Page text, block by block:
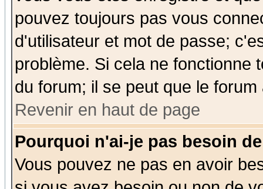
pouvez toujours pas vous
d'utilisateur et mot de passe;
problème. Si cela ne fonctionne
du forum; il se peut que le
Revenir en haut de page
Pourquoi n'ai-je pas besoin
Vous pouvez ne pas en avoir